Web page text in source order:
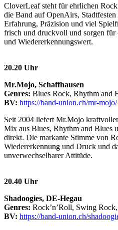
CloverLeaf steht für ehrlichen
die Band auf OpenAirs,
Erfahrung, Präzision und viel
frisch und druckvoll und sorgen
und Wiedererkennungswert.
20.20 Uhr
Mr.Mojo, Schaffhausen
Genres: Blues Rock, Rhythm and
BV: https://band-union.ch/mr-mojo/
Seit 2004 liefert Mr.Mojo
Mix aus Blues, Rhythm and Blues
direkt. Die markante Stimme von
Wiedererkennung und Druck und
unverwechselbarer Attitüde.
20.40 Uhr
Shadoogies, DE-Hegau
Genres: Rock’n’Roll, Swing
BV: https://band-union.ch/